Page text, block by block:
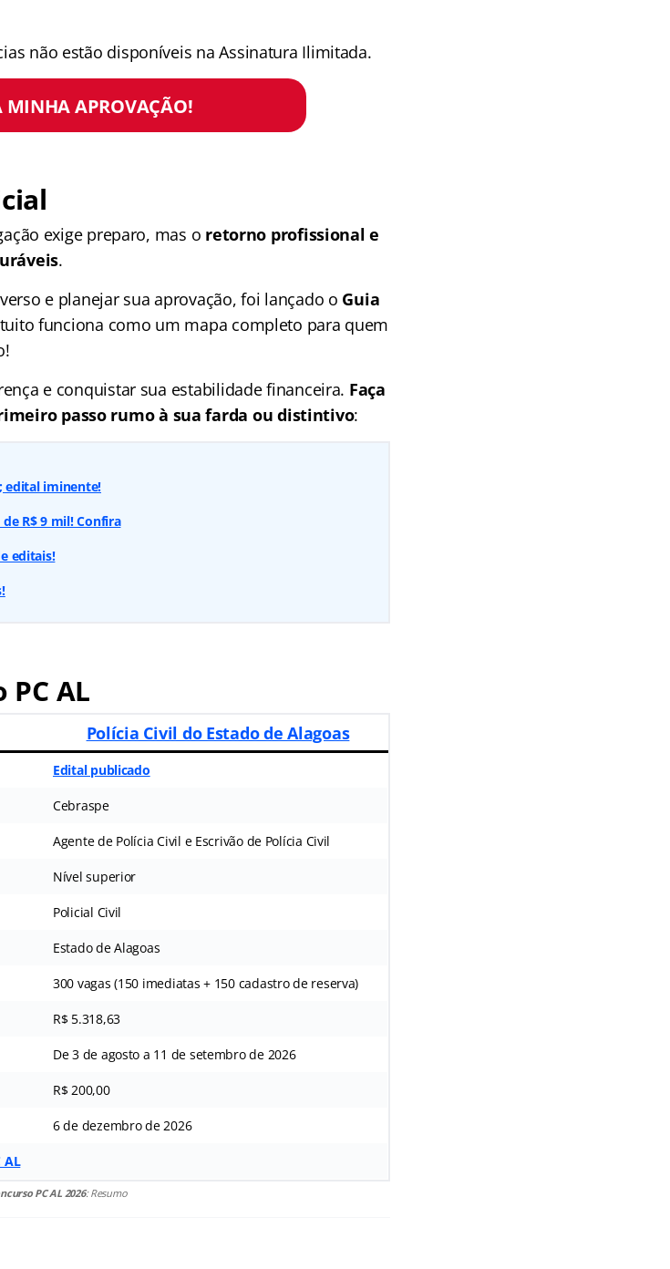
não estão disponíveis na Assinatura Ilimitada.
MINHA APROVAÇÃO!
exige preparo, mas o retorno profissional e
.
e planejar sua aprovação, foi lançado o Guia
funciona como um mapa completo para quem
e conquistar sua estabilidade financeira. Faça
passo rumo à sua farda ou distintivo:
edital iminente!
R$ 9 mil! Confira
editais!
AL
Polícia Civil do Estado de Alagoas
Edital publicado
Cebraspe
Agente de Polícia Civil e Escrivão de Polícia Civil
Nível superior
Policial Civil
Estado de Alagoas
300 vagas (150 imediatas + 150 cadastro de reserva)
R$ 5.318,63
De 3 de agosto a 11 de setembro de 2026
R$ 200,00
6 de dezembro de 2026
AL
PC AL 2026: Resumo